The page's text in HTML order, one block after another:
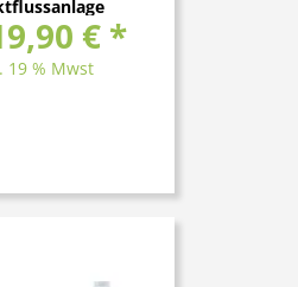
€ *
19 % Mwst